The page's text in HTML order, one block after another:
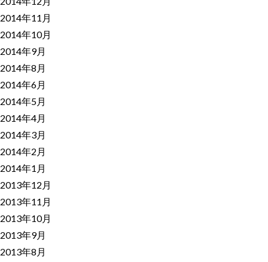
2014年11月
2014年10月
2014年9月
2014年8月
2014年6月
2014年5月
2014年4月
2014年3月
2014年2月
2014年1月
2013年12月
2013年11月
2013年10月
2013年9月
2013年8月